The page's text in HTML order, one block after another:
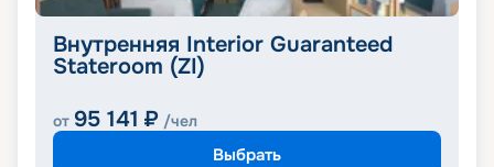
Внутренняя Interior Guaranteed
Stateroom (ZI)
от 95 141 ₽ /чел
Выбрать